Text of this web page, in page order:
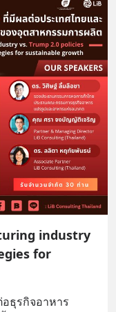
industry
for
ธุรกิจอาหาร